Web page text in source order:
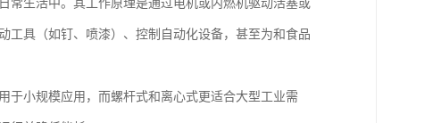
常生活中。其工作原理是通过电机或内燃机驱动活塞或
工具（如钉、喷漆）、控制自动化设备，甚至为和食品
于小规模应用，而螺杆式和离心式更适合大型工业需